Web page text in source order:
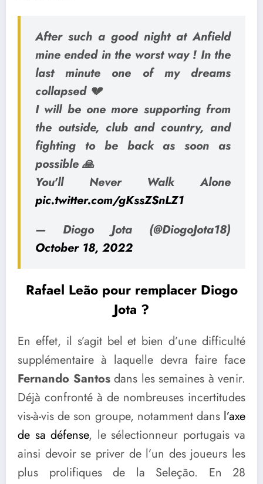
After such a good night at Anfield
mine ended in the worst way ! In the
last minute one of my dreams
collapsed 💔
I will be one more supporting from
the outside, club and country, and
fighting to be back as soon as
possible 🙏
You'll Never Walk Alone
pic.twitter.com/gKssZSnLZ1
— Diogo Jota (@DiogoJota18)
October 18, 2022
Rafael Leão pour remplacer Diogo
Jota ?
En effet, il s’agit bel et bien d’une difficulté
supplémentaire à laquelle devra faire face
Fernando Santosdans les semaines à venir.
Déjà confronté à de nombreuses incertitudes
vis-à-vis de son groupe, notamment dans l’axe
de sa défense, le sélectionneur portugais va
ainsi devoir se priver de l’un des joueurs les
plus prolifiques de la Seleção. En 28